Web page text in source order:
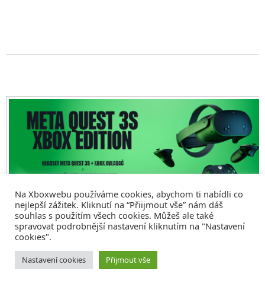
Tvorba webů a sociální služby
Reklama – Inzerce –
Na Xboxwebu používáme cookies, abychom ti nabídli co
nejlepší zážitek. Kliknutí na “Přiijmout vše” nám dáš
souhlas s použitím všech cookies. Můžeš ale také
spravovat podrobnější nastavení kliknutím na "Nastavení
cookies".
Nastavení cookies Přijmout vše